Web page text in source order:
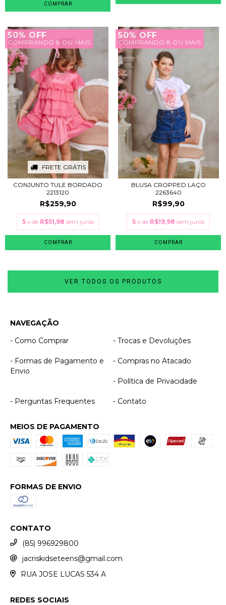
COMPRAR
50% OFF
COMPRANDO 8 OU MAIS
FRETE GRÁTIS
CONJUNTO TULE BORDADO
2213120
R$259,90
5 x de R$51,98 sem juros
COMPRAR
50% OFF
COMPRANDO 8 OU MAIS
BLUSA CROPPED LAÇO
2263640
R$99,90
5 x de R$19,98 sem juros
COMPRAR
VER TODOS OS PRODUTOS
NAVEGAÇÃO
- Como Comprar
- Trocas e Devoluções
- Formas de Pagamento e
Envio
- Compras no Atacado
- Política de Privacidade
- Perguntas Frequentes - Contato
MEIOS DE PAGAMENTO
FORMAS DE ENVIO
CONTATO
(85) 996929800
jacriskidseteens@gmail.com
RUA JOSE LUCAS 534 A
REDES SOCIAIS